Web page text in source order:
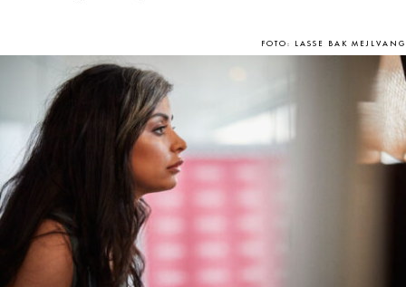
FOTO: LASSE BAK MEJLVANG